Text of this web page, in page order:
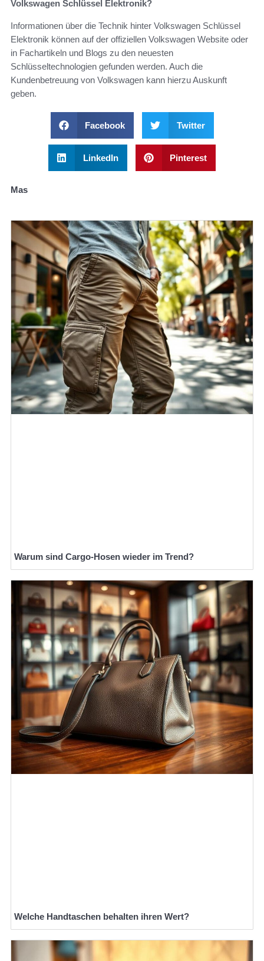
Volkswagen Schlüssel Elektronik?
Informationen über die Technik hinter Volkswagen Schlüssel
Elektronik können auf der offiziellen Volkswagen Website oder
in Fachartikeln und Blogs zu den neuesten
Schlüsseltechnologien gefunden werden. Auch die
Kundenbetreuung von Volkswagen kann hierzu Auskunft
geben.
Facebook Twitter
LinkedIn Pinterest
Mas
Warum sind Cargo-Hosen wieder im Trend?
Welche Handtaschen behalten ihren Wert?